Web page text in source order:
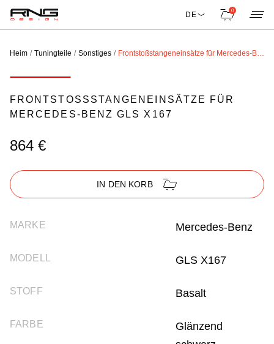
DE 0
Heim Tuningteile Sonstiges Frontstoßstangeneinsätze für Mercedes-Benz GLS X167
FRONTSTOSSSTANGENEINSÄTZE FÜR M
ERCEDES-BENZ GLS X167
864 €
IN DEN KORB
MARKE Mercedes-Benz
MODELL GLS X167
STOFF Basalt
FARBE
Glänzend